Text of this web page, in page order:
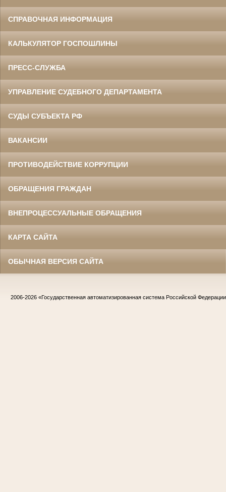
СПРАВОЧНАЯ ИНФОРМАЦИЯ
КАЛЬКУЛЯТОР ГОСПОШЛИНЫ
ПРЕСС-СЛУЖБА
УПРАВЛЕНИЕ СУДЕБНОГО ДЕПАРТАМЕНТА
СУДЫ СУБЪЕКТА РФ
ВАКАНСИИ
ПРОТИВОДЕЙСТВИЕ КОРРУПЦИИ
ОБРАЩЕНИЯ ГРАЖДАН
ВНЕПРОЦЕССУАЛЬНЫЕ ОБРАЩЕНИЯ
КАРТА САЙТА
ОБЫЧНАЯ ВЕРСИЯ САЙТА
2006-2026 «Государственная автоматизированная система Российской